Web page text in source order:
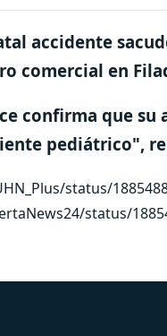
accidente
comercial en
confirma que
pediátrico",
status/
status/